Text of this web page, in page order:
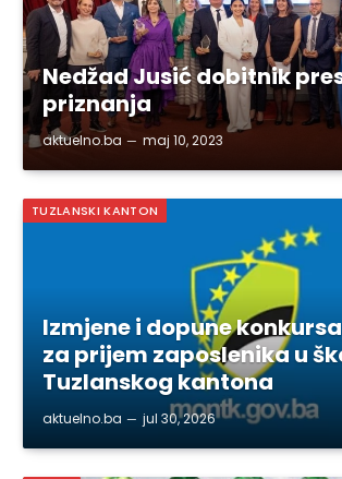
Nedžad Jusić dobitnik
priznanja
aktuelno.ba maj 10, 2023
TUZLANSKI KANTON
Izmjene i dopune
za prijem zaposlenika u
Tuzlanskog kantona
aktuelno.ba jul 30, 2026